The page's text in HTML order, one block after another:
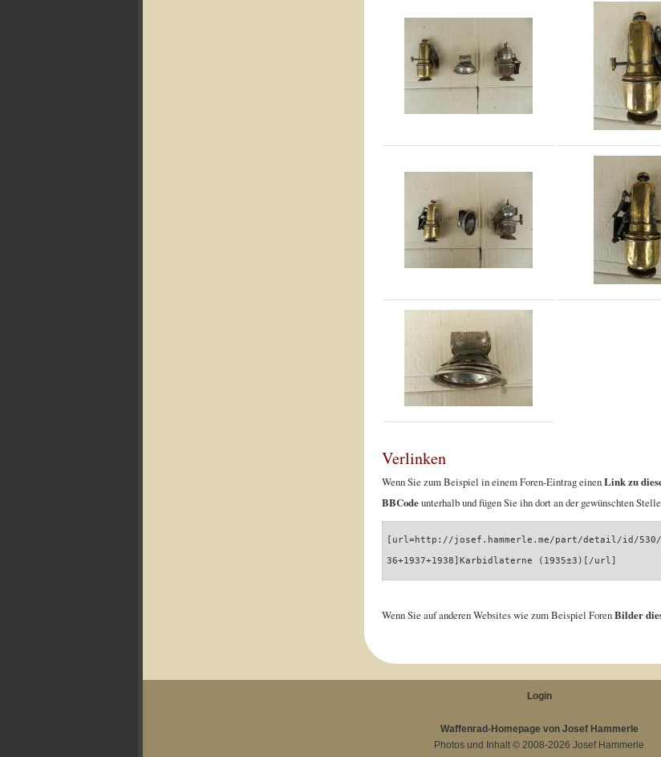
Verlinken
Wenn Sie zum Beispiel in einem Foren-Eintrag einenLink zu
BBCodeunterhalb und fügen Sie ihn dort an der gewünschten
[url=http://josef.hammerle.me/part/detail/id/530/
36+1937+1938]Karbidlaterne (1935±3)[/url]
Wenn Sie auf anderen Websites wie zum Beispiel ForenBilder
Login
Waffenrad-Homepage von Josef Hammerle
Photos und Inhalt © 2008-2026 Josef Hammerle